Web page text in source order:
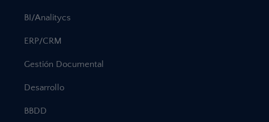
BI/Analitycs
ERP/CRM
Gestión Documental
Desarrollo
BBDD